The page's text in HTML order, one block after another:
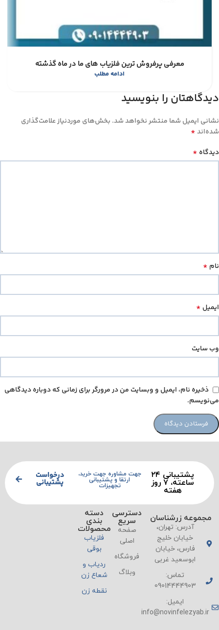
معرفی پرفروش ترین فلزیاب های ما در ماه گذشته
ادامه مطلب
دیدگاهتان را بنویسید
نشانی ایمیل شما منتشر نخواهد شد. بخش‌های موردنیاز علامت‌گذاری
شده‌اند*
دیدگاه *
نام *
ایمیل *
وب‌ سایت
ذخیره نام، ایمیل و وبسایت من در مرورگر برای زمانی که دوباره دیدگاهی
می‌نویسم.
پشتیبانی ۲۴
ساعته، ۷ روز
هفته
جهت مشاوره جهت خرید،
ارتقا و پشتیبانی
تجهیزات
درخواست
پشتیبانی
مجموعه زرشناسان
آدرس: تهران،
خیابان خلیج
فارس، خیابان
ابوسعید غربی
تماس:
09014444903
ایمیل:
info@novinfelezyab.ir
دسترسی
سریع
صفحه
اصلی
فروشگاه
وبلاگ
دسته
بندی
محصولات
فلزیاب
بوقی
ردیاب و
شعاع زن
نقطه زن